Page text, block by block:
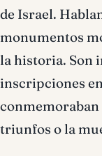
de Israel.
monumentos
la historia. Son
inscripciones
conmemoraban
triunfos o la